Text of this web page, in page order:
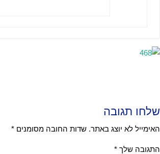
שלחו תגובה
האימייל לא יוצג באתר. שדות החובה מסומנים*
התגובה שלך*